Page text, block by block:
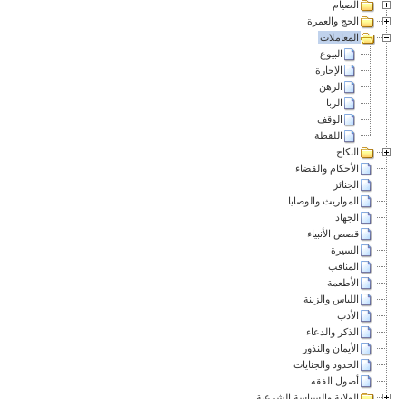
الصيام
الحج والعمرة
المعاملات
البيوع
الإجارة
الرهن
الربا
الوقف
اللقطة
النكاح
الأحكام والقضاء
الجنائز
المواريث والوصايا
الجهاد
قصص الأنبياء
السيرة
المناقب
الأطعمة
اللباس والزينة
الأدب
الذكر والدعاء
الأيمان والنذور
الحدود والجنايات
أصول الفقه